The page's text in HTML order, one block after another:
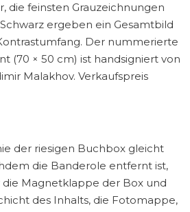
die feinsten Grauzeichnungen
ergeben ein Gesamtbild
Der nummerierte
(70 × 50 cm) ist handsigniert von
Malakhov. Verkaufspreis
der riesigen Buchbox gleicht
die Banderole entfernt ist,
Magnetklappe der Box und
des Inhalts, die Fotomappe,